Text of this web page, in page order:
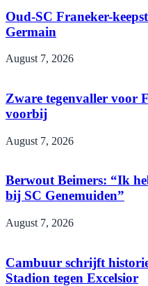
Oud-SC Franeker-
Germain
August 7, 2026
Zware tegenvaller voor
voorbij
August 7, 2026
Berwout Beimers: “Ik
bij SC Genemuiden”
August 7, 2026
Cambuur schrijft
Stadion tegen Excelsior